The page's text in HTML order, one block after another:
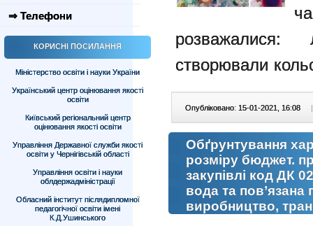
⇒ Телефони
КОРИСНІ ПОСИЛАННЯ
Міністерство освіти і науки України
Український центр оцінювання якості
освіти
Київський регіональний центр
оцінювання якості освіти
Управління Державної служби якості
освіти у Чернігівській області
Управління освіти і науки
облдержадміністрації
Обласний інститут післядипломної
педагогічної освіти імені
К.Д.Ушинського
створювали
Опубліковано: 15-01-2021, 16:08 |
Обґрунтування
розміру бюджет.
закупівлі код ДК
вода та пов’язана
виробництво,